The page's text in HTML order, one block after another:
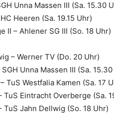
Unna Massen III (Sa. 15.30
Heeren (Sa. 19.15 Uhr)
II – Ahlener SG III (So. 18 Uhr)
– Werner TV (Do. 20 Uhr)
Unna Massen III (Sa.
TuS Westfalia Kamen (Sa. 17
TuS Eintracht Overberge (Sa.
TuS Jahn Dellwig (So. 18 Uhr)